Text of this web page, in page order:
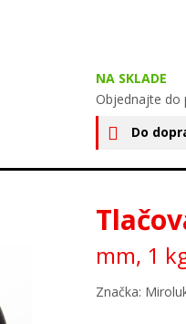
NA SKLADE
Objednajte do
Do
mm, 1
Značka: